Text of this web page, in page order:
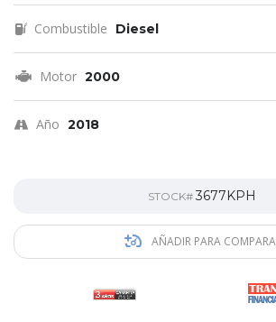
Combustible Diesel
Motor 2000
Año 2018
STOCK#3677KPH
AÑADIR PARA